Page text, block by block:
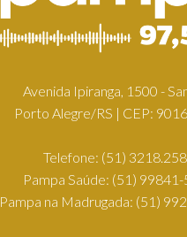
Avenida Ipiranga, 1500 -
Porto Alegre/RS | CEP:
Telefone: (51)
Pampa Saúde: (51) 99841-
Pampa na Madrugada: (51)